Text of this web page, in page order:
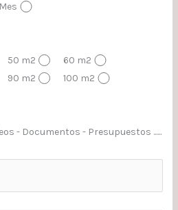
50 m2
60 m2
90 m2
100 m2
- Documentos - Presupuestos ......